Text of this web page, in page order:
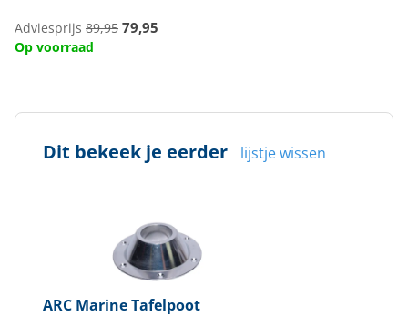
Adviesprijs 89,95 79,95
Op voorraad
Dit bekeek je eerder lijstje wissen
ARC MarineTafelpoot